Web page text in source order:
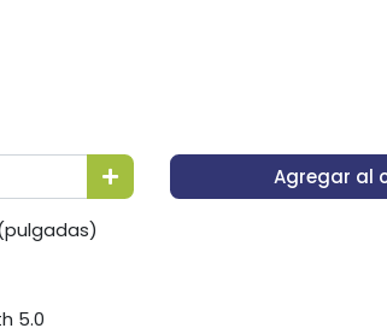
Agregar al
5.0